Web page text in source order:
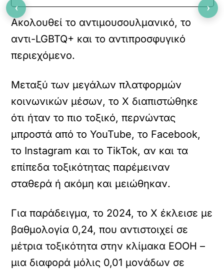
Ακολουθεί το αντιμουσουλμανικό, το
αντι-LGBTQ+ και το αντιπροσφυγικό
περιεχόμενο.
Μεταξύ των μεγάλων πλατφορμών
κοινωνικών μέσων, το X διαπιστώθηκε
ότι ήταν το πιο τοξικό, περνώντας
μπροστά από το YouTube, το Facebook,
το Instagram και το TikTok, αν και τα
επίπεδα τοξικότητας παρέμειναν
σταθερά ή ακόμη και μειώθηκαν.
Για παράδειγμα, το 2024, το X έκλεισε με
βαθμολογία 0,24, που αντιστοιχεί σε
μέτρια τοξικότητα στην κλίμακα EOOH –
μια διαφορά μόλις 0,01 μονάδων σε
‹ ›